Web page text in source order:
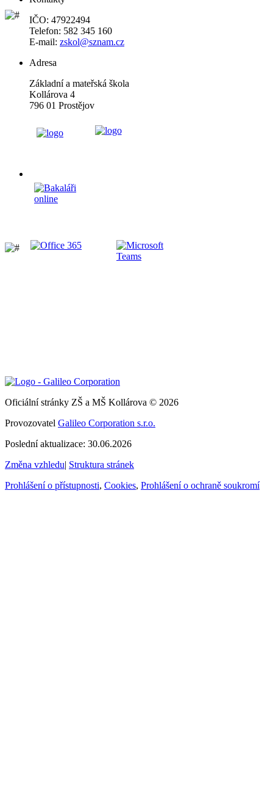
IČO: 47922494
Telefon: 582 345 160
E-mail: zskol@sznam.cz
Adresa
Základní a mateřská škola
Kollárova 4
796 01 Prostějov
Oficiální stránky ZŠ a MŠ Kollárova © 2026
Provozovatel Galileo Corporation s.r.o.
Poslední aktualizace: 30.06.2026
Změna vzhledu| Struktura stránek
Prohlášení o přístupnosti, Cookies, Prohlášení o ochraně soukromí